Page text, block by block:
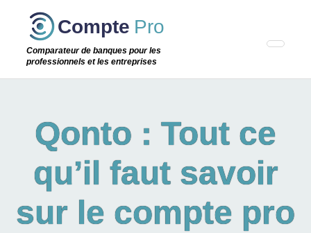
Passer
étape
Compte Pro
Comparateur de banques pour les
professionnels et les entreprises
Qonto : Tout ce
qu’il faut savoir
sur le compte pro